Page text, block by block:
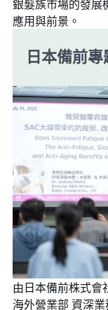
銀髮族市場的發展
應用與前景。
日本備前
由日本備前株式會
海外營業部 資深業